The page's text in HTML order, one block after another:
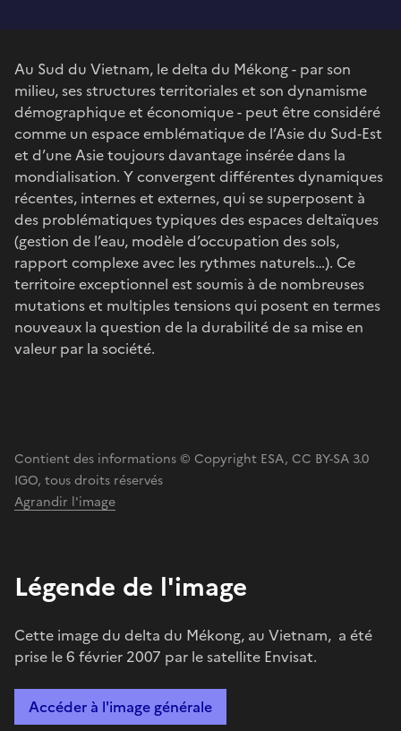
Au Sud du Vietnam, le delta du Mékong - par son
milieu, ses structures territoriales et son dynamisme
démographique et économique - peut être considéré
comme un espace emblématique de l’Asie du Sud-Est
et d’une Asie toujours davantage insérée dans la
mondialisation. Y convergent différentes dynamiques
récentes, internes et externes, qui se superposent à
des problématiques typiques des espaces deltaïques
(gestion de l’eau, modèle d’occupation des sols,
rapport complexe avec les rythmes naturels…). Ce
territoire exceptionnel est soumis à de nombreuses
mutations et multiples tensions qui posent en termes
nouveaux la question de la durabilité de sa mise en
valeur par la société.
Contient des informations © Copyright ESA, CC BY-SA 3.0
IGO, tous droits réservés
Agrandir l'image
Légende de l'image
Cette image du delta du Mékong, au Vietnam, a été
prise le 6 février 2007 par le satellite Envisat.
Accéder à l'image générale